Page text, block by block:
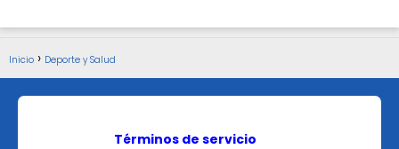
Inicio Deporte y Salud
Términos de servicio